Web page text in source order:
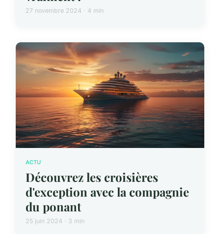
27 novembre 2024 · 4 min
ACTU
Découvrez les croisières
d'exception avec la compagnie
du ponant
25 juin 2024 · 3 min